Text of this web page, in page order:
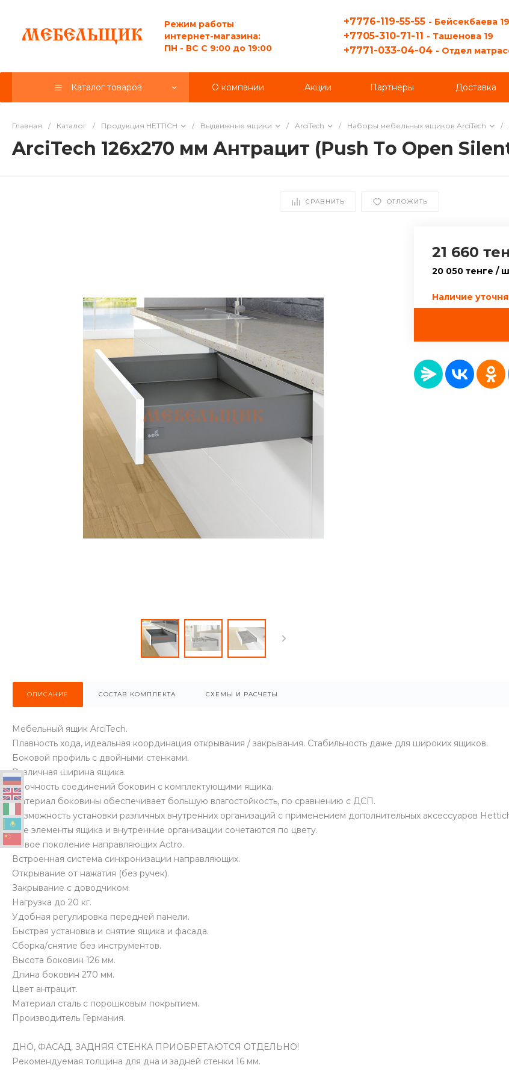
Режим работы
интернет-магазина:
ПН - ВС C 9:00 до 19:00
+7776-119-55-55 - Бейсекбаева 19
+7705-310-71-11 - Ташенова 19
+7771-033-04-04 - Отдел
Каталог товаров О компании Акции Партнеры Доставка
Главная / Каталог / Продукция HETTICH / Выдвижные ящики / ArciTech / Наборы мебельных ящиков ArciTech /
ArciTech 126x270 мм Антрацит (Push Тo Оpen
СРАВНИТЬ ОТЛОЖИТЬ
21 660
20 050 тенге /
Наличие
ОПИСАНИЕ СОСТАВ КОМПЛЕКТА СХЕМЫ И РАСЧЕТЫ
Мебельный ящик ArciTech.
Плавность хода, идеальная координация открывания / закрывания. Стабильность даже для широких ящиков.
Боковой профиль с двойными стенками.
Различная ширина ящика.
Прочность соединений боковин с комплектующими ящика.
Материал боковины обеспечивает большую влагостойкость, по сравнению с ДСП.
Возможность установки различных внутренних организаций с применением дополнительных аксессуаров
Все элементы ящика и внутренние организации сочетаются по цвету.
Новое поколение направляющих Actro.
Встроенная система синхронизации направляющих.
Открывание от нажатия (без ручек).
Закрывание с доводчиком.
Нагрузка до 20 кг.
Удобная регулировка передней панели.
Быстрая установка и снятие ящика и фасада.
Сборка/снятие без инструментов.
Высота боковин 126 мм.
Длина боковин 270 мм.
Цвет антрацит.
Материал сталь с порошковым покрытием.
Производитель Германия.
ДНО, ФАСАД, ЗАДНЯЯ СТЕНКА ПРИОБРЕТАЮТСЯ ОТДЕЛЬНО!
Рекомендуемая толщина для дна и задней стенки 16 мм.